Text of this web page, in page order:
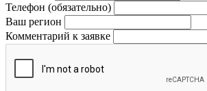
Телефон (обязательно)
Ваш регион
Комментарий к заявке